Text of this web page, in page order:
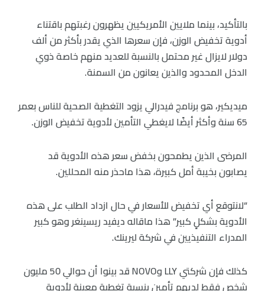
بالتأكيد، بينما ملايين الأمريكيين يظهرون رغبتهم باقتناء
أدوية تخفيض الوزن، فإن سعرها الذي يقدر بأكثر من ألف
دولار لايزال غير محتمل بالنسبة للعديد منهم خاصة ذوي
الدخل المحدود والذين يعانون من السمنة.
ميديكير، هو برنامج فيدرالي يزود التغطية الصحية للناس بعمر
65 سنة وأكثر أيضًا لايغطي التأمين لأدوية تخفيض الوزن.
المرضى الذين يطمحون بخفض سعر هذه الأدوية قد
يصابون بخيبة أمل كبيرة، هذا ماحذر منه المحللين.
“لانتوقع أي تخفيض للأسعار في حال ازداد الطلب على هذه
الأدوية بشكلٍ كبير” هذا ماقاله ديفيد ريسينغر وهو كبير
المدراء التنفيذيين في شركة ليرينك.
كذلك فإن شركتي LLY وNOVO قد بينوا أن حوالي 50 مليون
شخص فقط لديهم تأمين بنسبة تغطية معينة لأدوية